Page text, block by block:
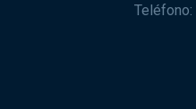
Teléfono: